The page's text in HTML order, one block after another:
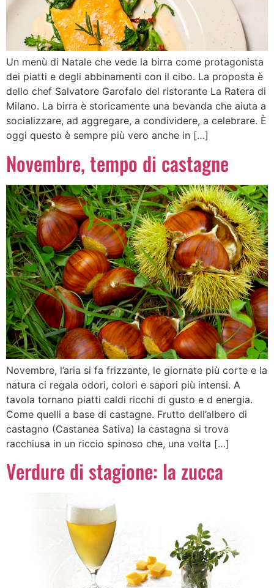
Un menù di Natale che vede la birra come protagonista
dei piatti e degli abbinamenti con il cibo. La proposta è
dello chef Salvatore Garofalo del ristorante La Ratera di
Milano. La birra è storicamente una bevanda che aiuta a
socializzare, ad aggregare, a condividere, a celebrare. È
oggi questo è sempre più vero anche in […]
Novembre, tempo di castagne
Novembre, l’aria si fa frizzante, le giornate più corte e la
natura ci regala odori, colori e sapori più intensi. A
tavola tornano piatti caldi ricchi di gusto e d energia.
Come quelli a base di castagne. Frutto dell’albero di
castagno (Castanea Sativa) la castagna si trova
racchiusa in un riccio spinoso che, una volta […]
Verdure di stagione: la zucca